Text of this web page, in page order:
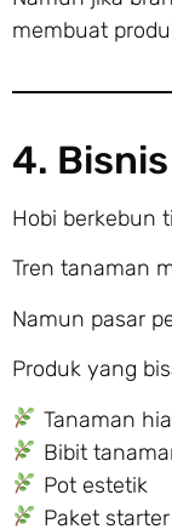
membuat
4.
Hobi berkebun
Tren tanaman
Namun pasar
Produk yang
Tanaman
Bibit
Pot estetik
Paket